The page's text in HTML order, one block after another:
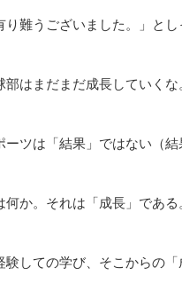
難うございました。」とし
はまだまだ成長していくな
ツは「結果」ではない（結
か。それは「成長」である
しての学び、そこからの「